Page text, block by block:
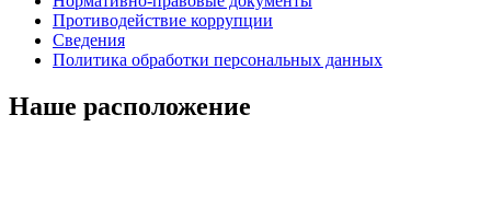
Противодействие коррупции
Сведения
Политика обработки персональных данных
Наше расположение